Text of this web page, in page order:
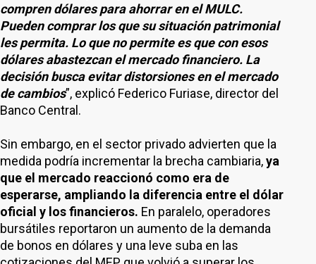
compren dólares para ahorrar en el MULC.
Pueden comprar los que su situación patrimonial
les permita. Lo que no permite es que con esos
dólares abastezcan el mercado financiero. La
decisión busca evitar distorsiones en el mercado
de cambios”, explicó Federico Furiase, director del
Banco Central.
Sin embargo, en el sector privado advierten que la
medida podría incrementar la brecha cambiaria,ya
que el mercado reaccionó como era de
esperarse, ampliando la diferencia entre el dólar
oficial y los financieros. En paralelo, operadores
bursátiles reportaron un aumento de la demanda
de bonos en dólares y una leve suba en las